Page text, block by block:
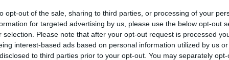
opt-out of the sale, sharing to third parties, or processing of your
for targeted advertising by us, please use the below opt-out
selection. Please note that after your opt-out request is processed
interest-based ads based on personal information utilized by us
to third parties prior to your opt-out. You may separately
dal mare e a 1 km dal centro, l'Agricamper dispo...